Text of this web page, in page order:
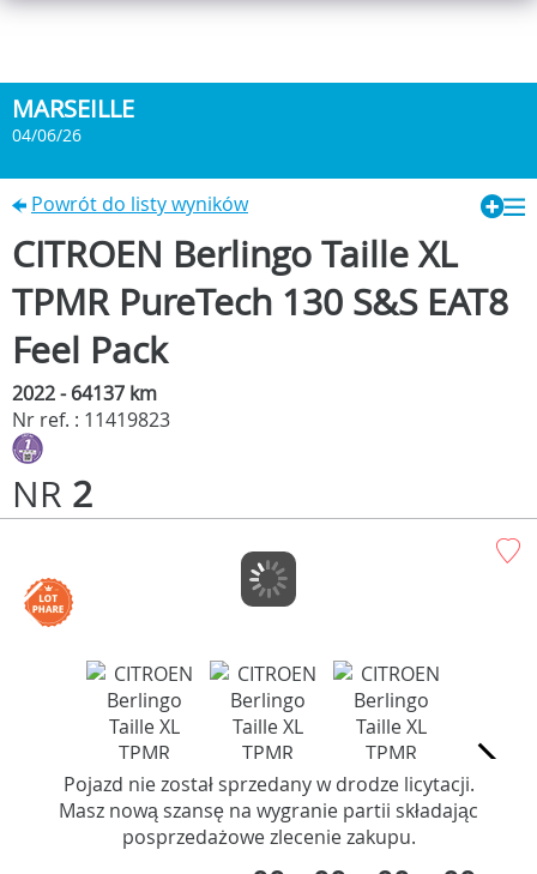
MARSEILLE
04/06/26
Powrót do listy wyników
CITROEN Berlingo Taille XL
TPMR PureTech 130 S&S EAT8
Feel Pack
2022 - 64137 km
Nr ref. : 11419823
NR 2
Pojazd nie został sprzedany w drodze licytacji.
Masz nową szansę na wygranie partii składając
posprzedażowe zlecenie zakupu.